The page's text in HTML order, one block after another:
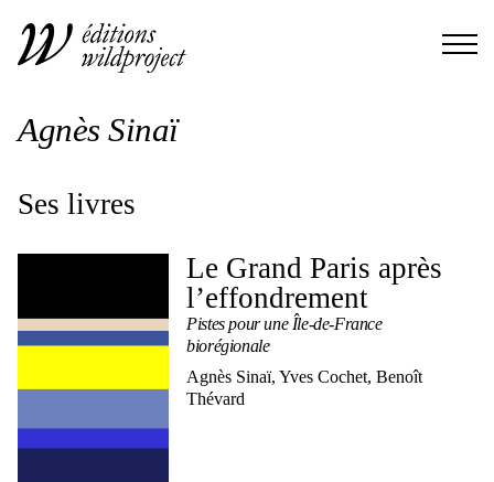
Agnès Sinaï
Ses livres
Le Grand Paris après
l’effondrement
Pistes pour une Île-de-France
biorégionale
Agnès Sinaï, Yves Cochet, Benoît
Thévard